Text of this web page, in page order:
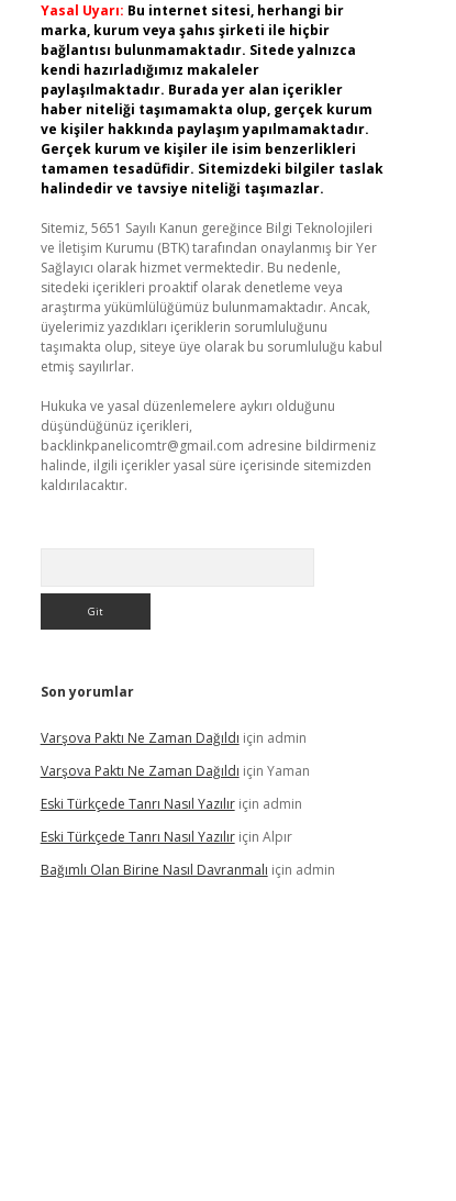
Yasal Uyarı: Bu internet sitesi, herhangi bir
marka, kurum veya şahıs şirketi ile hiçbir
bağlantısı bulunmamaktadır. Sitede yalnızca
kendi hazırladığımız makaleler
paylaşılmaktadır. Burada yer alan içerikler
haber niteliği taşımamakta olup, gerçek kurum
ve kişiler hakkında paylaşım yapılmamaktadır.
Gerçek kurum ve kişiler ile isim benzerlikleri
tamamen tesadüfidir. Sitemizdeki bilgiler taslak
halindedir ve tavsiye niteliği taşımazlar.
Sitemiz, 5651 Sayılı Kanun gereğince Bilgi Teknolojileri
ve İletişim Kurumu (BTK) tarafından onaylanmış bir Yer
Sağlayıcı olarak hizmet vermektedir. Bu nedenle,
sitedeki içerikleri proaktif olarak denetleme veya
araştırma yükümlülüğümüz bulunmamaktadır. Ancak,
üyelerimiz yazdıkları içeriklerin sorumluluğunu
taşımakta olup, siteye üye olarak bu sorumluluğu kabul
etmiş sayılırlar.
Hukuka ve yasal düzenlemelere aykırı olduğunu
düşündüğünüz içerikleri,
backlinkpanelicomtr@gmail.com adresine bildirmeniz
halinde, ilgili içerikler yasal süre içerisinde sitemizden
kaldırılacaktır.
Son yorumlar
Varşova Paktı Ne Zaman Dağıldı için admin
Varşova Paktı Ne Zaman Dağıldı için Yaman
Eski Türkçede Tanrı Nasıl Yazılıriçin admin
Eski Türkçede Tanrı Nasıl Yazılıriçin Alpır
Bağımlı Olan Birine Nasıl Davranmalı için admin